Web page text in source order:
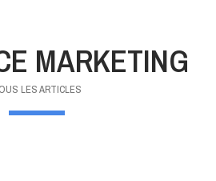
MARKETING
LES ARTICLES